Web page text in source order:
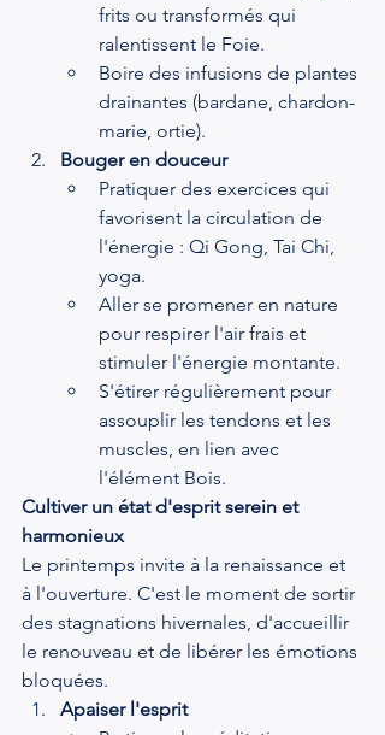
frits ou transformés qui
ralentissent le Foie.
Boire des infusions de plantes
drainantes (bardane, chardon-
marie, ortie).
Bouger en douceur
Pratiquer des exercices qui
favorisent la circulation de
l'énergie : Qi Gong, Tai Chi,
yoga.
Aller se promener en nature
pour respirer l'air frais et
stimuler l'énergie montante.
S'étirer régulièrement pour
assouplir les tendons et les
muscles, en lien avec
l'élément Bois.
Cultiver un état d'esprit serein et
harmonieux
Le printemps invite à la renaissance et
à l'ouverture. C'est le moment de sortir
des stagnations hivernales, d'accueillir
le renouveau et de libérer les émotions
bloquées.
Apaiser l'esprit